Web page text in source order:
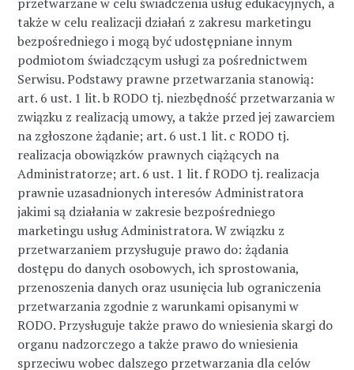
także w celu realizacji działań z zakresu marketingu
bezpośredniego i mogą być udostępniane innym
podmiotom świadczącym usługi za pośrednictwem
Serwisu. Podstawy prawne przetwarzania stanowią:
art. 6 ust. 1 lit. b RODO tj. niezbędność przetwarzania w
związku z realizacją umowy, a także przed jej zawarciem
na zgłoszone żądanie; art. 6 ust.1 lit. c RODO tj.
realizacja obowiązków prawnych ciążących na
Administratorze; art. 6 ust. 1 lit. f RODO tj. realizacja
prawnie uzasadnionych interesów Administratora
jakimi są działania w zakresie bezpośredniego
marketingu usług Administratora. W związku z
przetwarzaniem przysługuje prawo do: żądania
dostępu do danych osobowych, ich sprostowania,
przenoszenia danych oraz usunięcia lub ograniczenia
przetwarzania zgodnie z warunkami opisanymi w
RODO. Przysługuje także prawo do wniesienia skargi do
organu nadzorczego a także prawo do wniesienia
sprzeciwu wobec dalszego przetwarzania dla celów